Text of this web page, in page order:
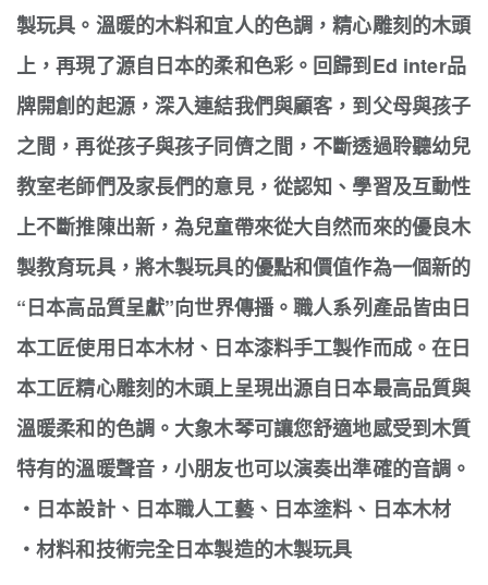
製玩具。溫暖的木料和宜人的色調，精心雕刻的木頭
上，再現了源自日本的柔和色彩。回歸到Ed inter品
牌開創的起源，深入連結我們與顧客，到父母與孩子
之間，再從孩子與孩子同儕之間，不斷透過聆聽幼兒
教室老師們及家長們的意見，從認知、學習及互動性
上不斷推陳出新，為兒童帶來從大自然而來的優良木
製教育玩具，將木製玩具的優點和價值作為一個新的
“日本高品質呈獻”向世界傳播。職人系列產品皆由日
本工匠使用日本木材、日本漆料手工製作而成。在日
本工匠精心雕刻的木頭上呈現出源自日本最高品質與
溫暖柔和的色調。大象木琴可讓您舒適地感受到木質
特有的溫暖聲音，小朋友也可以演奏出準確的音調。
・日本設計、日本職人工藝、日本塗料、日本木材
・材料和技術完全日本製造的木製玩具